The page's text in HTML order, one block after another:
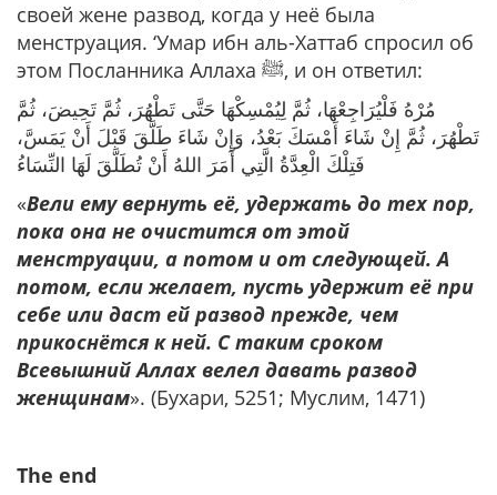
своей жене развод, когда у неё была
менструация. ‘Умар ибн аль-Хаттаб спросил об
этом Посланника Аллаха ﷺ, и он ответил:
مُرْهُ فَلْيُرَاجِعْهَا، ثُمَّ لِيُمْسِكْهَا حَتَّى تَطْهُرَ، ثُمَّ تَحِيضَ، ثُمَّ
تَطْهُرَ، ثُمَّ إِنْ شَاءَ أَمْسَكَ بَعْدُ، وَإِنْ شَاءَ طَلَّقَ قَبْلَ أَنْ يَمَسَّ،
فَتِلْكَ الْعِدَّةُ الَّتِي أَمَرَ اللهُ أَنْ تُطَلَّقَ لَهَا النِّسَاءُ
«Вели ему вернуть её, удержать до тех пор,
пока она не очистится от этой
менструации, а потом и от следующей. А
потом, если желает, пусть удержит её при
себе или даст ей развод прежде, чем
прикоснётся к ней. С таким сроком
Всевышний Аллах велел давать развод
женщинам». (Бухари, 5251; Муслим, 1471)
The end